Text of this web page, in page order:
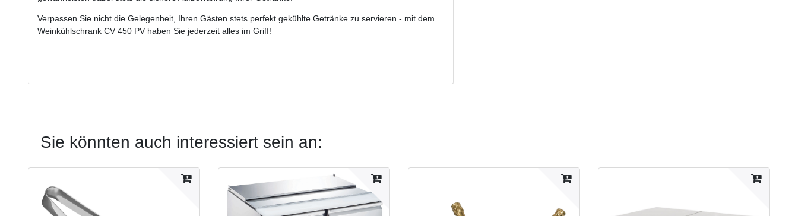
Verpassen Sie nicht die Gelegenheit, Ihren Gästen stets perfekt gekühlte Getränke zu servieren - mit dem
Weinkühlschrank CV 450 PV haben Sie jederzeit alles im Griff!
Sie könnten auch interessiert sein an: